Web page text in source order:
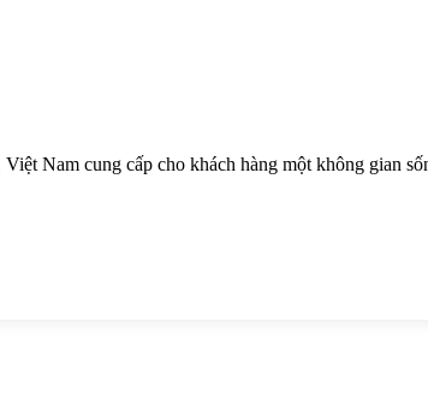
Nam cung cấp cho khách hàng một không gian